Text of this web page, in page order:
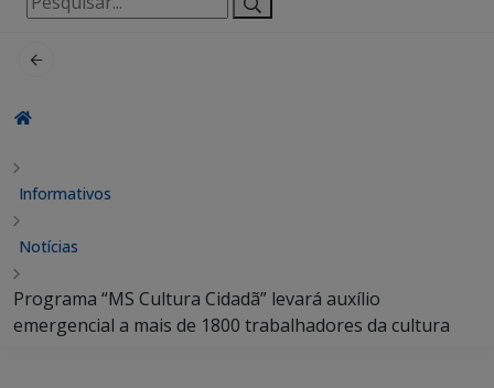
por:
Informativos
Notícias
Programa “MS Cultura Cidadã” levará auxílio
emergencial a mais de 1800 trabalhadores da cultura